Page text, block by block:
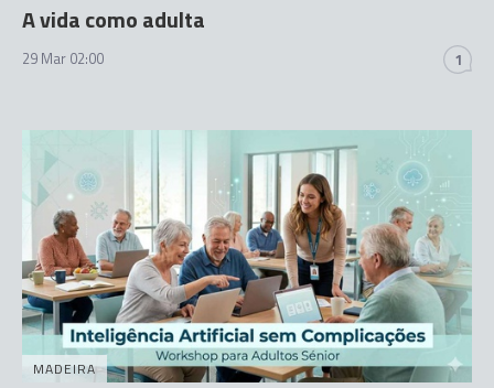
A vida como adulta
29 Mar 02:00 1
MADEIRA